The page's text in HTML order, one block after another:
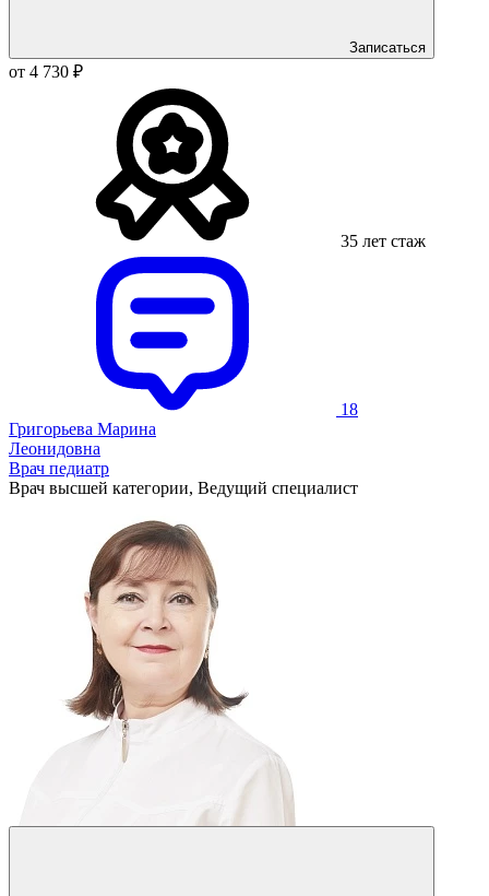
Записаться
от 4 730 ₽
35 лет стаж
18
Григорьева Марина
Леонидовна
Врач педиатр
Врач высшей категории, Ведущий специалист